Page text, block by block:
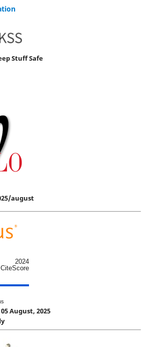
Stuff Safe
august
2024
CiteScore
August, 2025